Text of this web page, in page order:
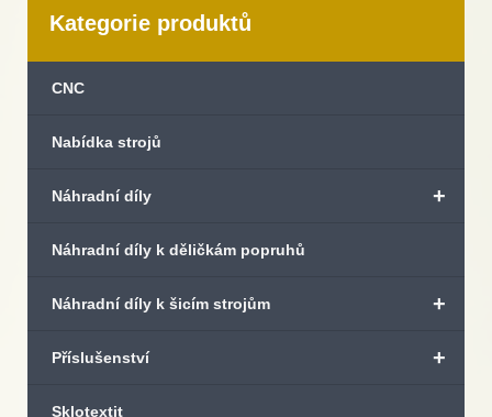
Kategorie produktů
CNC
Nabídka strojů
+
Náhradní díly
Náhradní díly k děličkám popruhů
+
Náhradní díly k šicím strojům
+
Příslušenství
Sklotextit